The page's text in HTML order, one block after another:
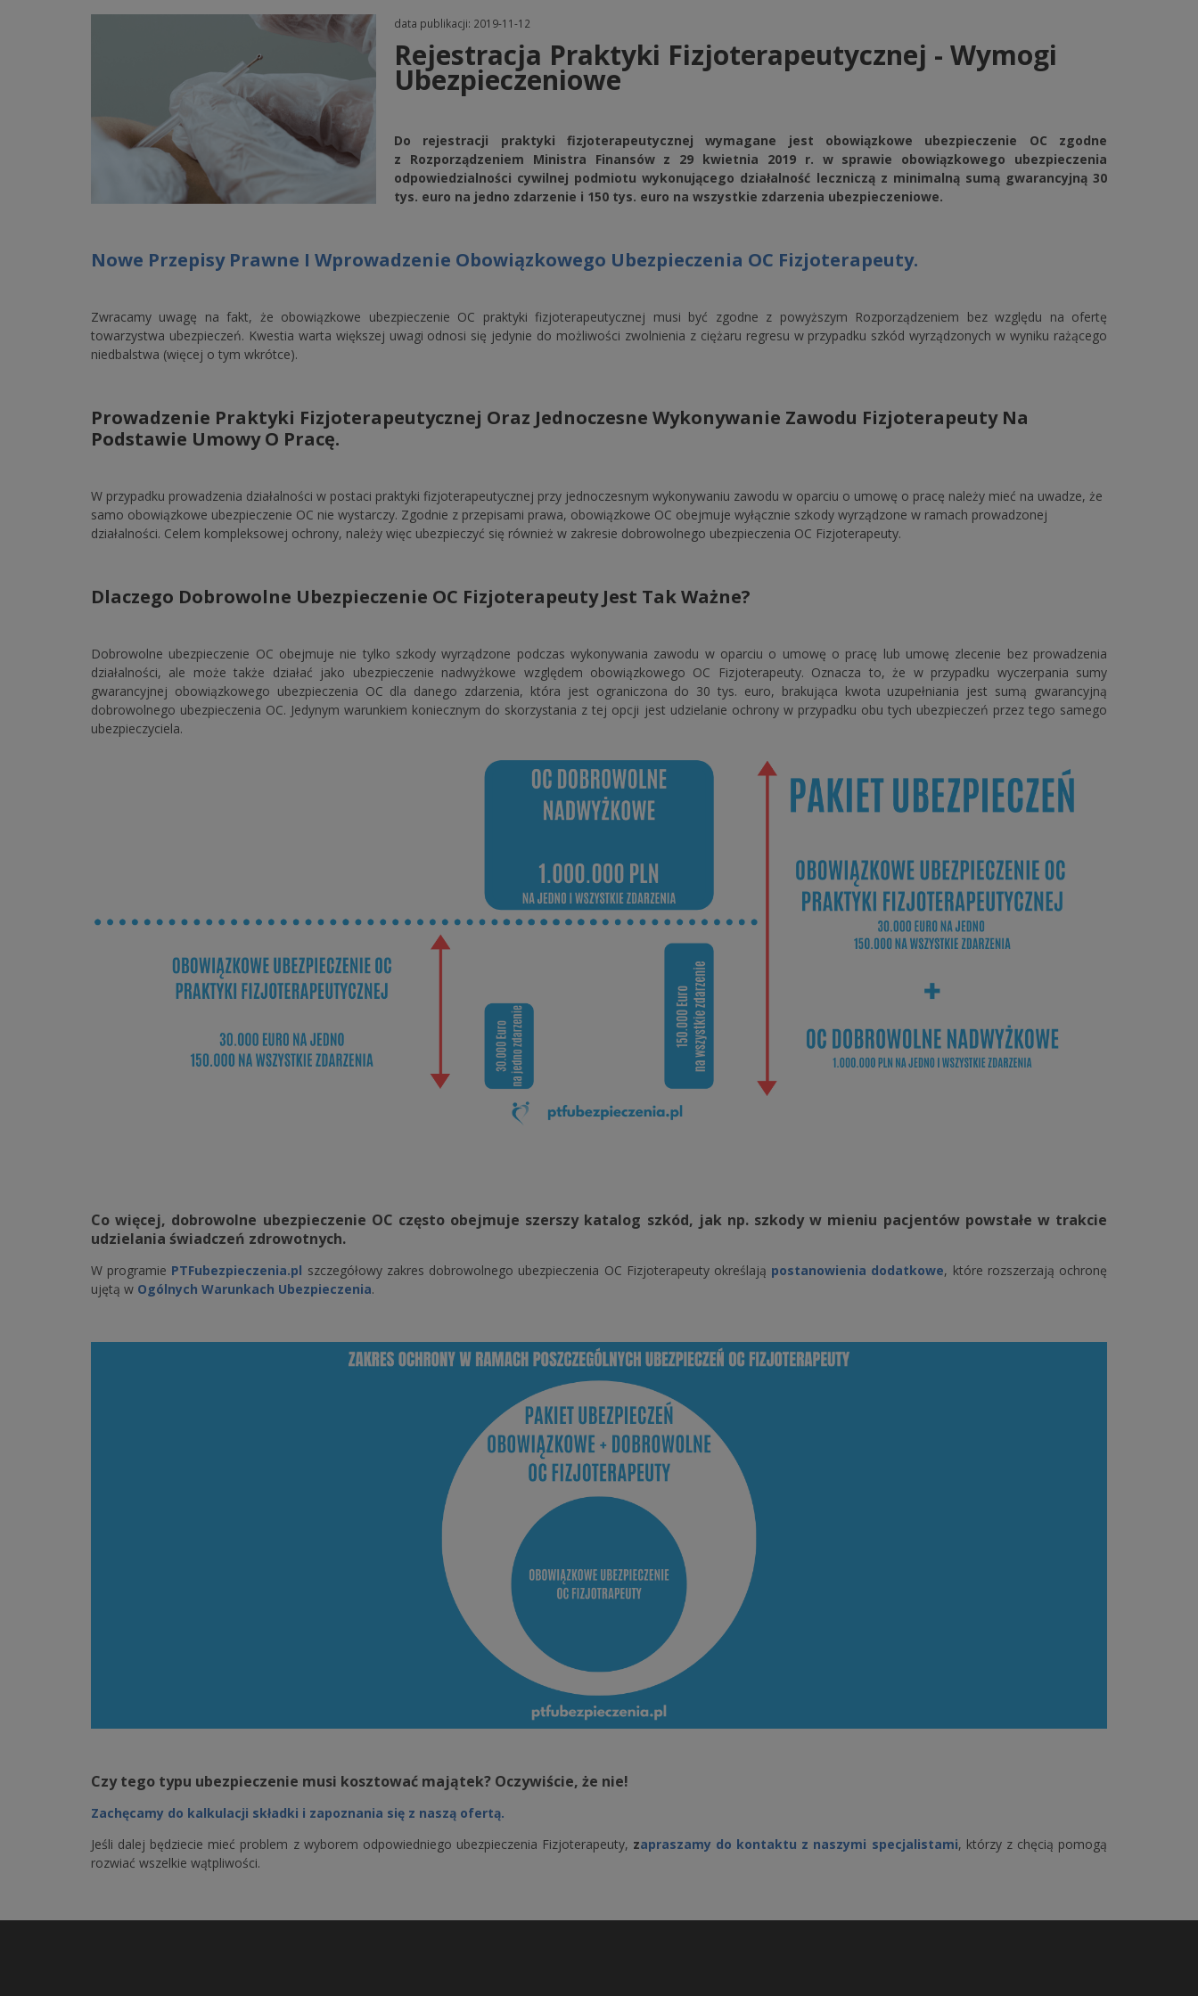
data publikacji: 2019-11-12
Rejestracja Praktyki Fizjoterapeutycznej - Wymogi
Ubezpieczeniowe
Do rejestracji praktyki fizjoterapeutycznej wymagane jest obowiązkowe ubezpieczenie OC zgodne
z Rozporządzeniem Ministra Finansów z 29 kwietnia 2019 r. w sprawie obowiązkowego ubezpieczenia
odpowiedzialności cywilnej podmiotu wykonującego działalność leczniczą z minimalną sumą gwarancyjną 30
tys. euro na jedno zdarzenie i 150 tys. euro na wszystkie zdarzenia ubezpieczeniowe.
Nowe Przepisy Prawne I Wprowadzenie Obowiązkowego Ubezpieczenia OC Fizjoterapeuty.
Zwracamy uwagę na fakt, że obowiązkowe ubezpieczenie OC praktyki fizjoterapeutycznej musi być zgodne z powyższym Rozporządzeniem bez względu na ofertę
towarzystwa ubezpieczeń. Kwestia warta większej uwagi odnosi się jedynie do możliwości zwolnienia z ciężaru regresu w przypadku szkód wyrządzonych w wyniku rażącego
niedbalstwa (więcej o tym wkrótce).
Prowadzenie Praktyki Fizjoterapeutycznej Oraz Jednoczesne Wykonywanie Zawodu Fizjoterapeuty Na
Podstawie Umowy O Pracę.
W przypadku prowadzenia działalności w postaci praktyki fizjoterapeutycznej przy jednoczesnym wykonywaniu zawodu w oparciu o umowę o pracę należy mieć na uwadze, że
samo obowiązkowe ubezpieczenie OC nie wystarczy. Zgodnie z przepisami prawa, obowiązkowe OC obejmuje wyłącznie szkody wyrządzone w ramach prowadzonej
działalności. Celem kompleksowej ochrony, należy więc ubezpieczyć się również w zakresie dobrowolnego ubezpieczenia OC Fizjoterapeuty.
Dlaczego Dobrowolne Ubezpieczenie OC Fizjoterapeuty Jest Tak Ważne?
Dobrowolne ubezpieczenie OC obejmuje nie tylko szkody wyrządzone podczas wykonywania zawodu w oparciu o umowę o pracę lub umowę zlecenie bez prowadzenia
działalności, ale może także działać jako ubezpieczenie nadwyżkowe względem obowiązkowego OC Fizjoterapeuty. Oznacza to, że w przypadku wyczerpania sumy
gwarancyjnej obowiązkowego ubezpieczenia OC dla danego zdarzenia, która jest ograniczona do 30 tys. euro, brakująca kwota uzupełniania jest sumą gwarancyjną
dobrowolnego ubezpieczenia OC. Jedynym warunkiem koniecznym do skorzystania z tej opcji jest udzielanie ochrony w przypadku obu tych ubezpieczeń przez tego samego
ubezpieczyciela.
Co więcej, dobrowolne ubezpieczenie OC często obejmuje szerszy katalog szkód, jak np. szkody w mieniu pacjentów powstałe w trakcie
udzielania świadczeń zdrowotnych.
W programie PTFubezpieczenia.pl szczegółowy zakres dobrowolnego ubezpieczenia OC Fizjoterapeuty określają postanowienia dodatkowe, które rozszerzają ochronę
ujętą w Ogólnych Warunkach Ubezpieczenia.
Czy tego typu ubezpieczenie musi kosztować majątek? Oczywiście, że nie!
Zachęcamy do kalkulacji składki i zapoznania się z naszą ofertą.
Jeśli dalej będziecie mieć problem z wyborem odpowiedniego ubezpieczenia Fizjoterapeuty, zapraszamy do kontaktu z naszymi specjalistami, którzy z chęcią pomogą
rozwiać wszelkie wątpliwości.